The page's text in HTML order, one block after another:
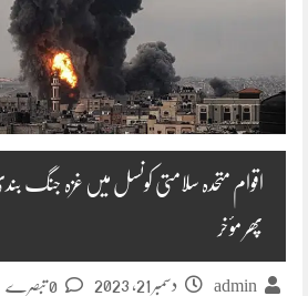
اقوام متحدہ سلامتی کونسل میں غزہ جنگ
پھر مؤخر
admin دسمبر 21, 2023